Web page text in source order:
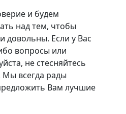
и будем
над тем, чтобы
довольны. Если у Вас
вопросы или
не стесняйтесь
всегда рады
Вам лучшие